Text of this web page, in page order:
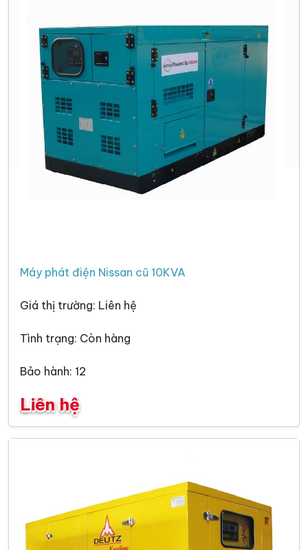
Máy phát điện Nissan cũ 10KVA
Giá thị trường: Liên hệ
Tình trạng: Còn hàng
Bảo hành: 12
Liên hệ